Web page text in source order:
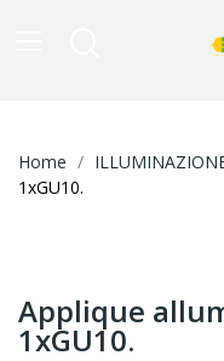
Home
1xGU10.
Applique
1xGU10.